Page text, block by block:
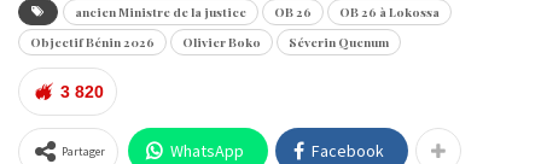
ancien Ministre de la justice OB 26
OB 26 à Lokossa
Objectif Bénin 2026
Olivier Boko Séverin Quenum
3 820
Partager WhatsApp Facebook